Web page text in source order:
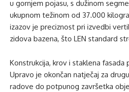
u gornjem pojasu, s dužinom
ukupnom težinom od 37.000
izazov je preciznost pri izvedbi
zidova bazena, što LEN standard
Konstrukcija, krov i staklena fasada
Upravo je okončan natječaj za
radove do potpunog završetka